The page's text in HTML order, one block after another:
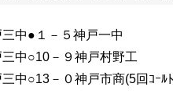
三中●１－５神戸一中
三中○10－９神戸村野工
三中○13－０神戸市商(5回ｺｰﾙ